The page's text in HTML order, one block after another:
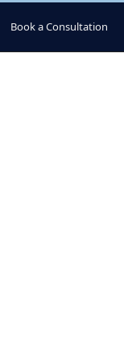
Book a Consultation